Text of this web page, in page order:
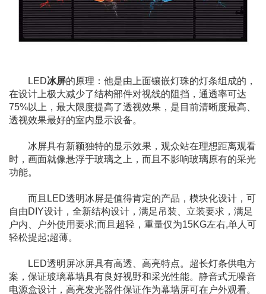
LED冰屏的原理：他是由上面镶嵌灯珠的灯条组成的，
在设计上极大减少了结构部件对视线的阻挡，通透率可达
75%以上，最大限度提高了透视效果，是目前清晰度最高、
透视效果最好的室内显示设备。
冰屏具有新颖独特的显示效果，观众站在理想距离观看
时，画面就像悬浮于玻璃之上，而且不影响玻璃原有的采光
功能。
而且LED透明冰屏是值得肯定的产品，模块化设计，可
自由DIY设计，全新结构设计，满足吊装、立装要求，满足
户内、户外使用要求;而且超轻，重量仅为15KG左右,单人可
轻松提起;超薄。
LED透明屏冰屏具有高透、高亮特点。超长灯条供电方
案，保证玻璃幕墙具有良好视野和采光性能。静音式无噪音
电源盒设计，高亮发光器件保证作为幕墙屏可在户外观看。